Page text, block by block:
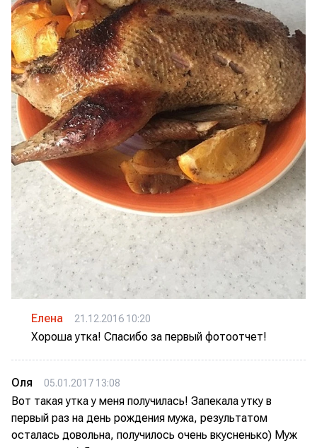
Елена 21.12.2016 10:20
Хороша утка! Спасибо за первый фотоотчет!
Oля 05.01.2017 13:08
Вот такая утка у меня получилась! Запекала утку в
первый раз на день рождения мужа, результатом
осталась довольна, получилось очень вкусненько) Муж